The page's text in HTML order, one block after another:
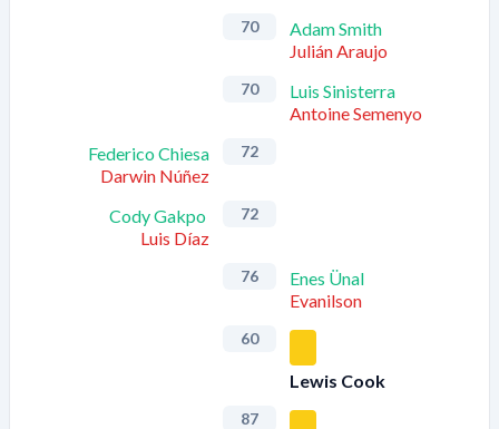
70
Adam Smith
Julián Araujo
70
Luis Sinisterra
Antoine Semenyo
Federico Chiesa
Darwin Núñez
72
Cody Gakpo
Luis Díaz
72
76
Enes Ünal
Evanilson
60
Lewis Cook
87